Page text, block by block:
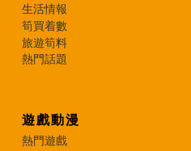
生活情報
筍買着數
旅遊筍料
熱門話題
遊戲動漫
熱門遊戲